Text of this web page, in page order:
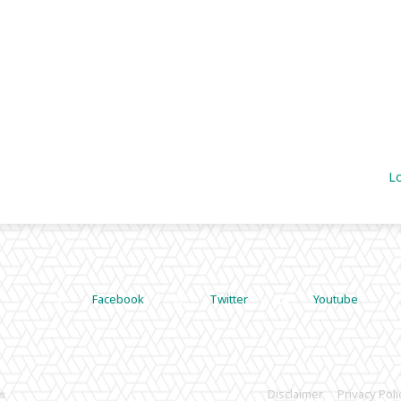
Facebook Twitter Youtube
Disclaimer Privacy